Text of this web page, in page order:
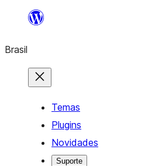
o
conteúdo
Brasil
Temas
Plugins
Novidades
Suporte